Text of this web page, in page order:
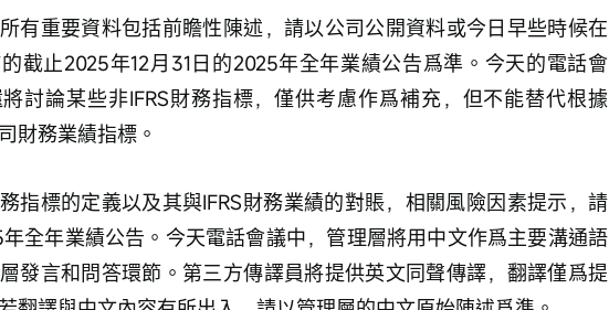
有重要資料包括前瞻性陳述，請以公司公開資料或今日早些時候在
截止2025年12月31日的2025年全年業績公告爲準。今天的電話會
討論某些非IFRS財務指標，僅供考慮作爲補充，但不能替代根據
財務業績指標。
指標的定義以及其與IFRS財務業績的對賬，相關風險因素提示，請
全年業績公告。今天電話會議中，管理層將用中文作爲主要溝通語
發言和問答環節。第三方傳譯員將提供英文同聲傳譯，翻譯僅爲提